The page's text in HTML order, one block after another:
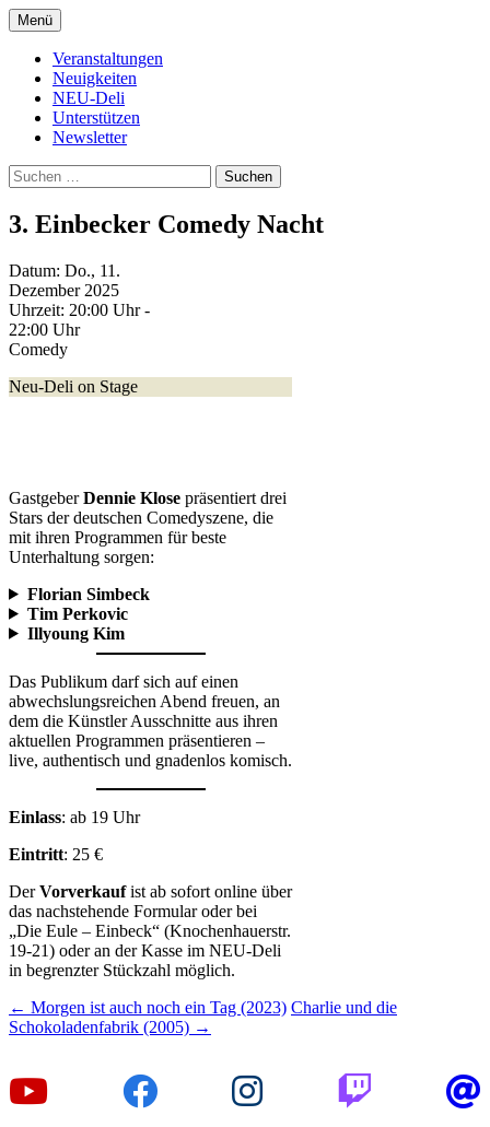
Zum
Inhalt
springen
NeuDeli Einbeck
Menü
Veranstaltungen
Neuigkeiten
NEU-Deli
Unterstützen
Newsletter
Suchen
nach:
3. Einbecker Comedy Nacht
Datum: Do., 11.
Dezember 2025
Uhrzeit: 20:00 Uhr -
22:00 Uhr
Comedy
Neu-Deli on Stage
GastgeberDennie Klose präsentiert drei
Stars der deutschen Comedyszene, die
mit ihren Programmen für beste
Unterhaltung sorgen:
Florian Simbeck
Tim Perkovic
Illyoung Kim
Das Publikum darf sich auf einen
abwechslungsreichen Abend freuen, an
dem die Künstler Ausschnitte aus ihren
aktuellen Programmen präsentieren –
live, authentisch und gnadenlos komisch.
Einlass: ab 19 Uhr
Eintritt: 25 €
DerVorverkaufist ab sofort online über
das nachstehende Formular oderbei
„Die Eule – Einbeck“ (Knochenhauerstr.
19-21) oder an der Kasse im NEU-Deli
in begrenzter Stückzahl möglich.
Beitragsnavigation
← Morgen ist auch noch ein Tag (2023) Charlie und die
Schokoladenfabrik (2005) →